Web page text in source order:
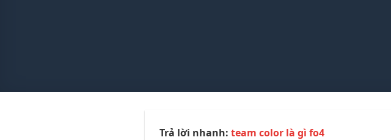
Trả lời nhanh: team color là gì fo4